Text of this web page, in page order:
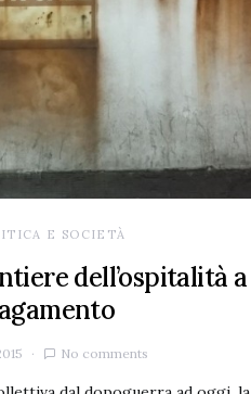
E SOCIETÀ
dell’ospitalità a
No comments